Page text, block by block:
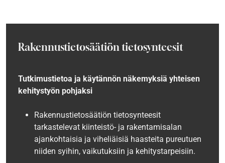
Rakennustietosäätiön tietosynteesit
Tutkimustietoa ja käytännön näkemyksiä yhteisen
kehitystyön pohjaksi
Rakennustietosäätiön tietosynteesit
tarkastelevat kiinteistö- ja rakentamisalan
ajankohtaisia ja viheliäisiä haasteita pureutuen
niiden syihin, vaikutuksiin ja kehitystarpeisiin.